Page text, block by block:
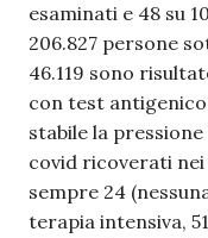
esaminati e 48 su
206.827 persone
46.119 sono
con test
stabile la
covid ricoverati
sempre 24
terapia intensiva,